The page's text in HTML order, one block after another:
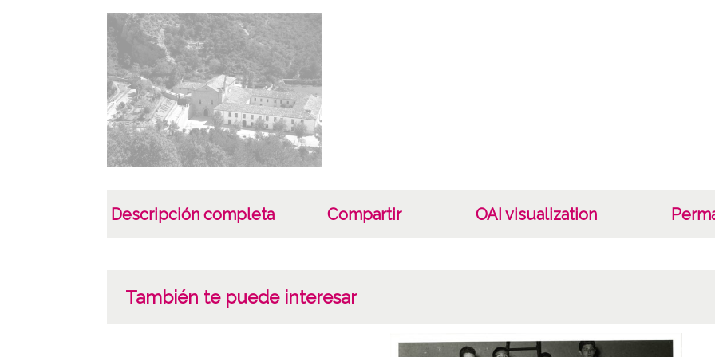
Descripción completa Compartir OAI visualization
También te puede interesar